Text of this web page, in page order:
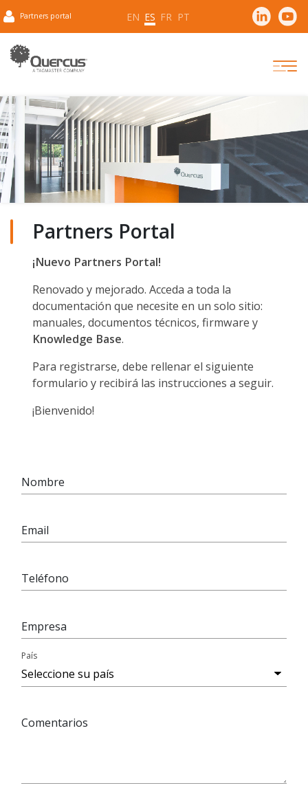
Partners portal EN ES FR PT
Partners Portal
¡Nuevo Partners Portal!
Renovado y mejorado. Acceda a toda la
documentación que necesite en un solo sitio:
manuales, documentos técnicos, firmware y
Knowledge Base.
Para registrarse, debe rellenar el siguiente
formulario y recibirá las instrucciones a seguir.
¡Bienvenido!
Nombre
Email
Teléfono
Empresa
País
Comentarios